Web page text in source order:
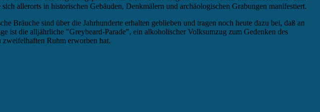
allerorts in historischen Gebäuden, Denkmälern und archäologischen Grabungen manifestiert.
Bräuche sind über die Jahrhunderte erhalten geblieben und tragen noch heute dazu bei, daß an
ist die alljährliche "Greybeard-Parade", ein alkoholischer Volksumzug zum Gedenken des
zweifelhaften Ruhm erworben hat.